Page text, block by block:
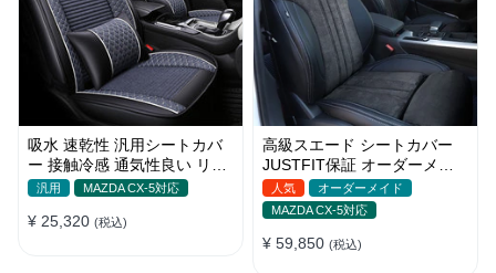
吸水 速乾性 汎用シートカバ
ー 接触冷感 通気性良い リネ
ン 耐久性 おしゃれ 全席セッ
汎用 MAZDA CX-5対応
¥ 25,320 (税込)
高級スエード シートカバー
JUSTFIT保証 オーダーメイ
ド ロゴ入り 耐摩耗性 全席セ
ット
人気
オーダーメイド
MAZDA CX-5対応
¥ 59,850 (税込)